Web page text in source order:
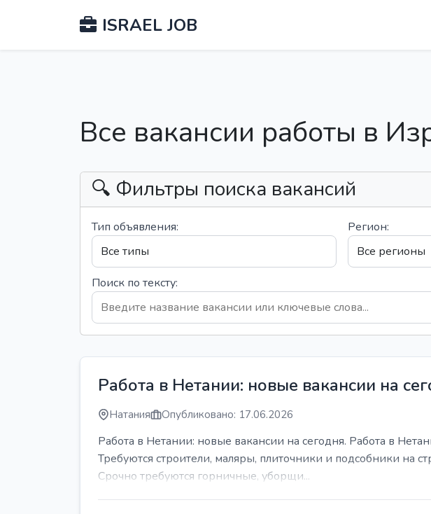
ISRAEL JOB
Все вакансии работы в
🔍 Фильтры поиска вакансий
Тип объявления: Регион:
Поиск по тексту:
Работа в Нетании: новые вакансии на
Натания Опубликовано: 17.06.2026
Работа в Нетании: новые вакансии на сегодня. Работа в
Требуются строители, маляры, плиточники и подсобники на
Срочно требуются горничные, уборщи...